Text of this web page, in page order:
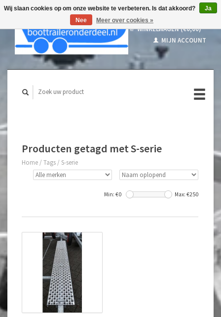
WINKELWAGEN (€0,00)
MIJN ACCOUNT
Producten getagd met S-serie
Home / Tags / S-serie
Min: €0 Max: €250
Wij slaan cookies op om onze website te verbeteren. Is dat akkoord?
Ja
Nee
Meer over cookies »